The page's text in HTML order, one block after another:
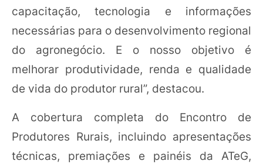
capacitação, tecnologia e informações
necessárias para o desenvolvimento regional
do agronegócio. E o nosso objetivo é
melhorar produtividade, renda e qualidade
de vida do produtor rural”, destacou.
A cobertura completa do Encontro de
Produtores Rurais, incluindo apresentações
técnicas, premiações e painéis da ATeG,